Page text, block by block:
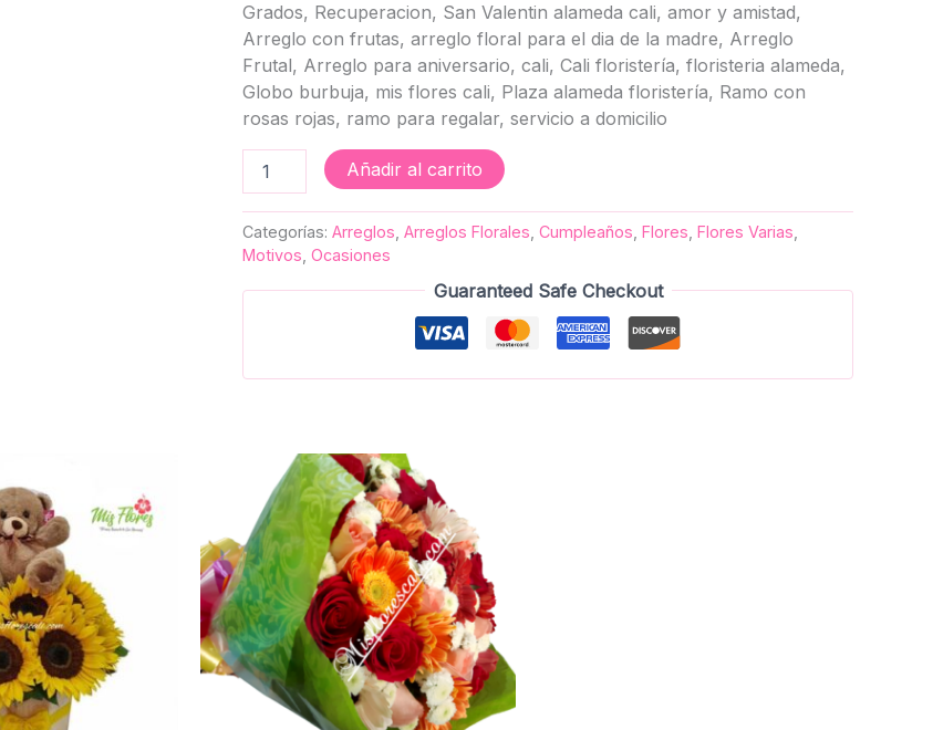
Grados, Recuperacion, San Valentin alameda cali, amor y amistad,
Arreglo con frutas, arreglo floral para el dia de la madre, Arreglo
Frutal, Arreglo para aniversario, cali, Cali floristería, floristeria alameda,
Globo burbuja, mis flores cali, Plaza alameda floristería, Ramo con
rosas rojas, ramo para regalar, servicio a domicilio
Añadir al carrito
Categorías: Arreglos Arreglos Florales Cumpleaños Flores Flores Varias
Motivos Ocasiones
Guaranteed Safe Checkout